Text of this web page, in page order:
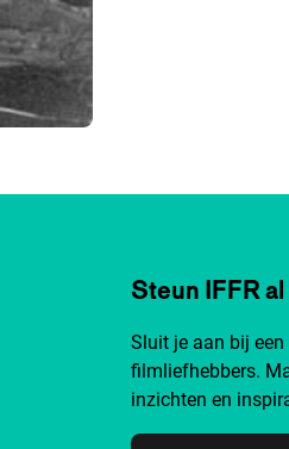
Steun IFFR
Sluit je aan bij
filmliefhebbers.
inzichten en